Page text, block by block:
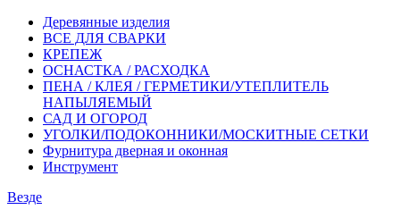
Деревянные изделия
ВСЕ ДЛЯ СВАРКИ
КРЕПЕЖ
ОСНАСТКА / РАСХОДКА
ПЕНА / КЛЕЯ / ГЕРМЕТИКИ/УТЕПЛИТЕЛЬ
НАПЫЛЯЕМЫЙ
САД И ОГОРОД
УГОЛКИ/ПОДОКОННИКИ/МОСКИТНЫЕ СЕТКИ
Фурнитура дверная и оконная
Инструмент
Везде